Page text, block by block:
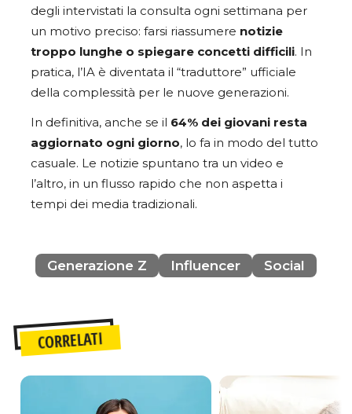
degli intervistati la consulta ogni settimana per
un motivo preciso: farsi riassumere notizie
troppo lunghe o spiegare concetti difficili. In
pratica, l’IA è diventata il “traduttore” ufficiale
della complessità per le nuove generazioni.
In definitiva, anche se il 64% dei giovani resta
aggiornato ogni giorno, lo fa in modo del tutto
casuale. Le notizie spuntano tra un video e
l’altro, in un flusso rapido che non aspetta i
tempi dei media tradizionali.
Generazione Z Influencer Social
CORRELATI